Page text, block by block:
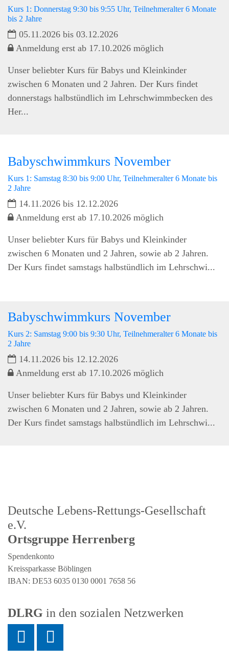
Kurs 1: Donnerstag 9:30 bis 9:55 Uhr, Teilnehmeralter 6 Monate
bis 2 Jahre
05.11.2026 bis 03.12.2026
Anmeldung erst ab 17.10.2026 möglich
Unser beliebter Kurs für Babys und Kleinkinder
zwischen 6 Monaten und 2 Jahren. Der Kurs findet
donnerstags halbstündlich im Lehrschwimmbecken des
Her...
Babyschwimmkurs November
Kurs 1: Samstag 8:30 bis 9:00 Uhr, Teilnehmeralter 6 Monate bis
2 Jahre
14.11.2026 bis 12.12.2026
Anmeldung erst ab 17.10.2026 möglich
Unser beliebter Kurs für Babys und Kleinkinder
zwischen 6 Monaten und 2 Jahren, sowie ab 2 Jahren.
Der Kurs findet samstags halbstündlich im Lehrschwi...
Babyschwimmkurs November
Kurs 2: Samstag 9:00 bis 9:30 Uhr, Teilnehmeralter 6 Monate bis
2 Jahre
14.11.2026 bis 12.12.2026
Anmeldung erst ab 17.10.2026 möglich
Unser beliebter Kurs für Babys und Kleinkinder
zwischen 6 Monaten und 2 Jahren, sowie ab 2 Jahren.
Der Kurs findet samstags halbstündlich im Lehrschwi...
Deutsche Lebens-Rettungs-Gesellschaft
e.V.
Ortsgruppe Herrenberg
Spendenkonto
Kreissparkasse Böblingen
IBAN: DE53 6035 0130 0001 7658 56
DLRG in den sozialen Netzwerken